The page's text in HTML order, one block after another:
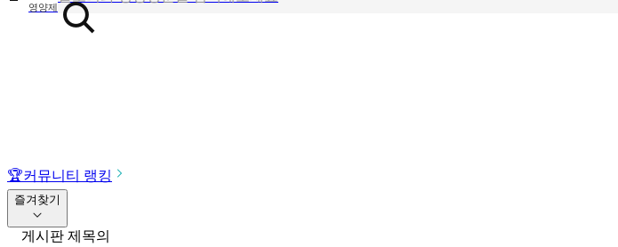
영양제
혈당 · 다이어트 음식 검색해보세요
🏆커뮤니티 랭킹
즐겨찾기
게시판 제목의